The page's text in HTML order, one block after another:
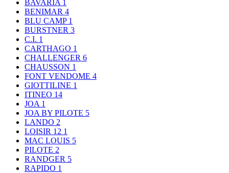
BAVARIA 1
BENIMAR 4
BLU CAMP 1
BURSTNER 3
C.I. 1
CARTHAGO 1
CHALLENGER 6
CHAUSSON 1
FONT VENDOME 4
GIOTTILINE 1
ITINEO 14
JOA 1
JOA BY PILOTE 5
LANDO 2
LOISIR 12 1
MAC LOUIS 5
PILOTE 2
RANDGER 5
RAPIDO 1